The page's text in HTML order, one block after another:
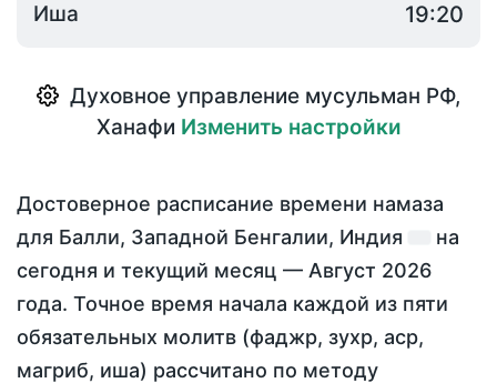
Иша 19:20
Духовное управление мусульман РФ,
Ханафи Изменить настройки
Достоверное расписание времени намаза
для Балли, Западной Бенгалии, Индия
на
сегодня и текущий месяц — Август 2026
года. Точное время начала каждой из пяти
обязательных молитв (фаджр, зухр, аср,
магриб, иша) рассчитано по методу